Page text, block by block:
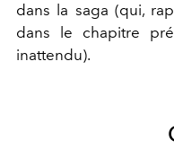
dans la saga (qui,
dans le chapitre
inattendu).